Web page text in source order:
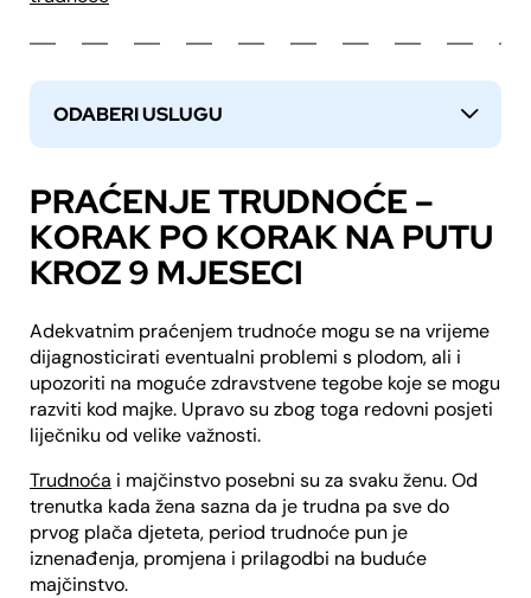
ODABERI USLUGU ↓
PRAĆENJE TRUDNOĆE –
KORAK PO KORAK NA PUTU
KROZ 9 MJESECI
Adekvatnim praćenjem trudnoće mogu se na vrijeme
dijagnosticirati eventualni problemi s plodom, ali i
upozoriti na moguće zdravstvene tegobe koje se mogu
razviti kod majke. Upravo su zbog toga redovni posjeti
liječniku od velike važnosti.
Trudnoća i majčinstvo posebni su za svaku ženu. Od
trenutka kada žena sazna da je trudna pa sve do
prvog plača djeteta, period trudnoće pun je
iznenađenja, promjena i prilagodbi na buduće
majčinstvo.